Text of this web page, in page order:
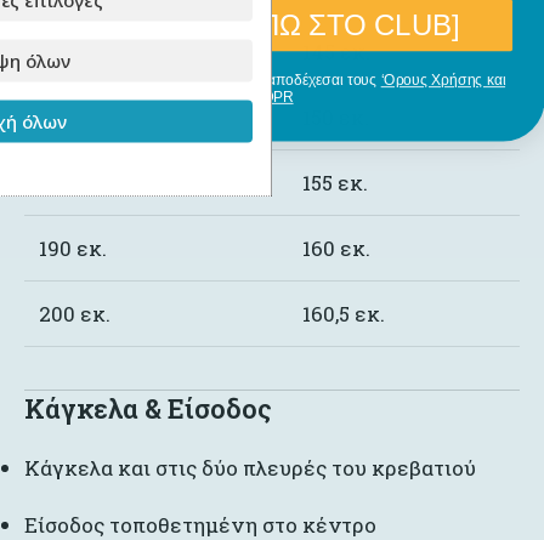
140 εκ. 145 εκ.
160 εκ.
155 εκ.
190 εκ. 160 εκ.
200 εκ. 160,5 εκ.
Κάγκελα & Είσοδος
Κάγκελα και στις δύο πλευρές του κρεβατιού
Είσοδος τοποθετημένη στο κέντρο
όλων
όλων
[ΘΕΛΩ ΝΑ ΜΠΩ ΣΤΟ CLUB]
Με την εγγραφή σου, δηλώνεις ότι αποδέχεσαι τους ‘Ορους Χρήσης και
GDPR